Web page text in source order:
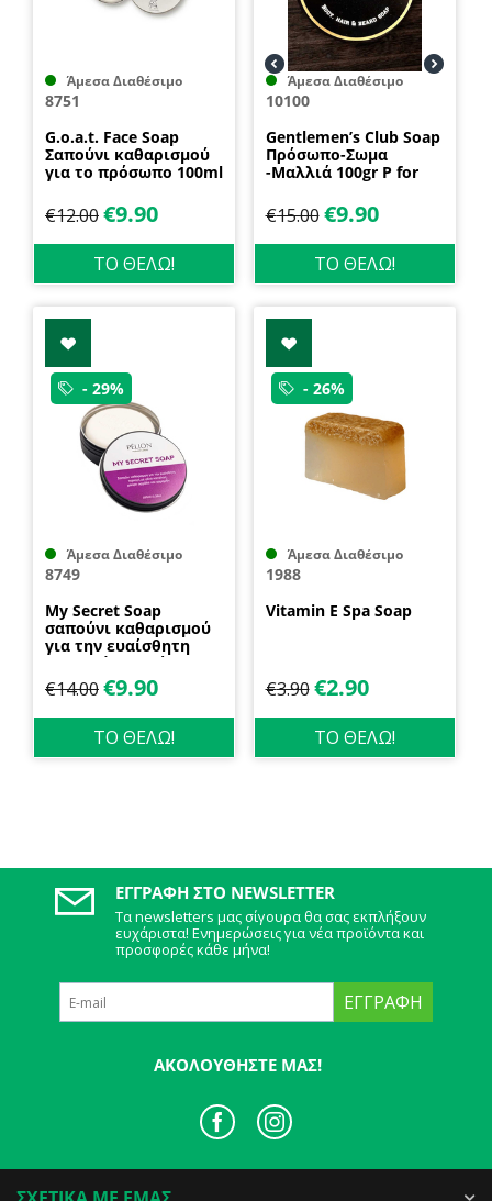
Άμεσα Διαθέσιμο
8751
G.o.a.t. Face Soap
Σαπούνι καθαρισμού
για το πρόσωπο 100ml
€12.00€9.90
ΤΟ ΘΕΛΩ!
Άμεσα Διαθέσιμο
10100
Gentlemen’s Club Soap
Πρόσωπο-Σωμα
-Μαλλιά 100gr P for
€15.00 €9.90
ΤΟ ΘΕΛΩ!
- 29%
Άμεσα Διαθέσιμο
8749
My Secret Soap
σαπούνι καθαρισμού
για την ευαίσθητη
περιοχή με μαύρη
ορχιδέα και χαμομήλι
100ml P for Pelion
€14.00€9.90
ΤΟ ΘΕΛΩ!
- 26%
Άμεσα Διαθέσιμο
1988
Vitamin E Spa Soap
€3.90 €2.90
ΤΟ ΘΕΛΩ!
ΕΓΓΡΑΦΉ ΣΤΟ NEWSLETTER
Τα newsletters μας σίγουρα θα σας εκπλήξουν
ευχάριστα! Ενημερώσεις για νέα προϊόντα και
προσφορές κάθε μήνα!
ΕΓΓΡΑΦΉ
ΑΚΟΛΟΥΘΉΣΤΕ ΜΑΣ!